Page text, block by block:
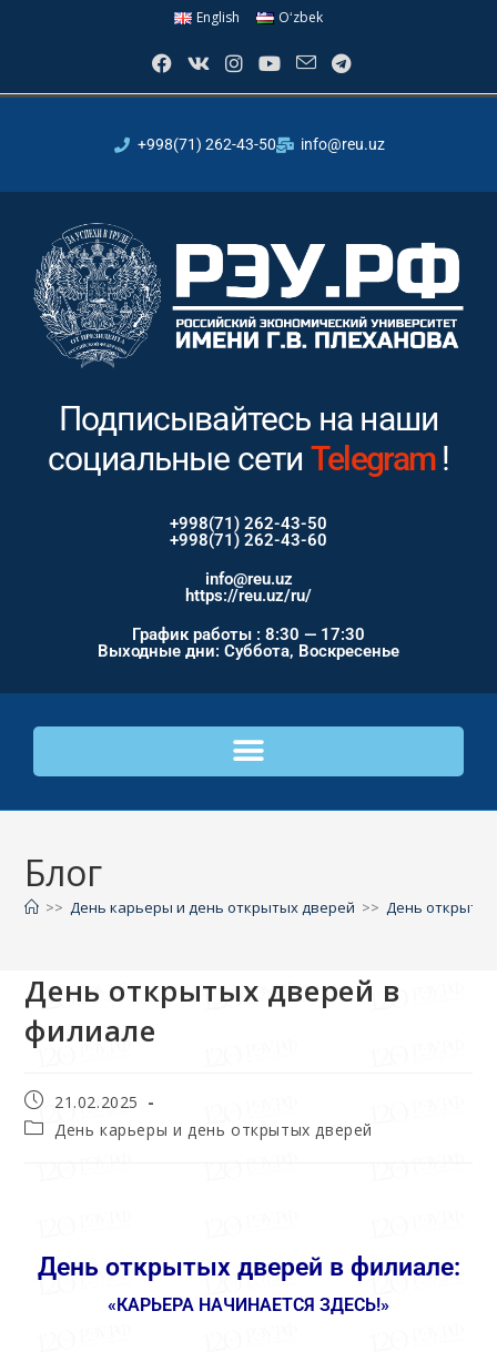
English Oʻzbek
+998(71) 262-43-50 info@reu.uz
Подписывайтесь на наши
социальные сети Instagram !
+998(71) 262-43-50
+998(71) 262-43-60
info@reu.uz
https://reu.uz/ru/
График работы : 8:30 — 17:30
Выходные дни: Суббота, Воскресенье
Блог
>> День карьеры и день открытых дверей >> День
День открытых дверей в
филиале
21.02.2025
День карьеры и день открытых дверей
День открытых дверей в филиале:
«КАРЬЕРА НАЧИНАЕТСЯ ЗДЕСЬ!»